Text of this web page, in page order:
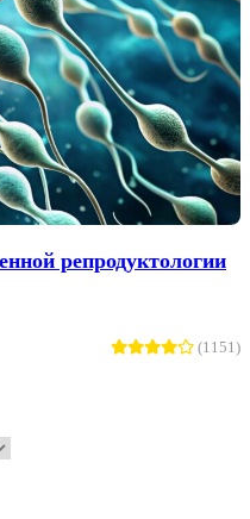
репродуктологии
(1151)